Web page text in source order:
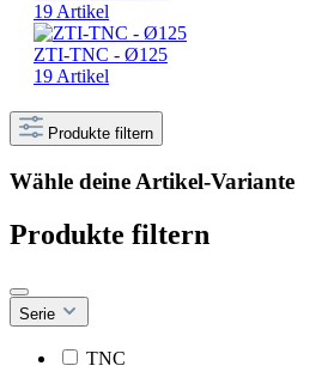
19 Artikel
ZTI-TNC - Ø125
19 Artikel
Produkte filtern
Wähle deine Artikel-Variante
Produkte filtern
Serie
TNC